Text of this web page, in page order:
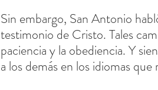
Sin embargo, San Antonio
testimonio de Cristo. Tales
paciencia y la obediencia. Y
a los demás en los idiomas